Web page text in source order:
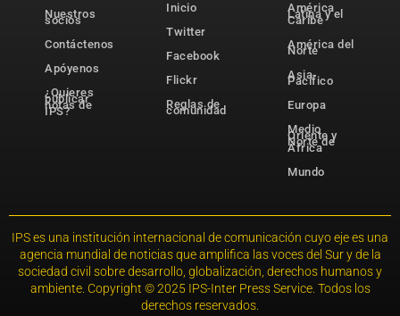
Nuestros
socios
Contáctenos
Apóyenos
¿Quieres
publicar
notas de
IPS?
Inicio
Twitter
Facebook
Flickr
Reglas de
comunidad
América
Latina y el
Caribe
América del
Norte
Asia-
Pacífico
Europa
Medio
Oriente y
Norte de
África
Mundo
IPS es una institución internacional de comunicación cuyo eje es una
agencia mundial de noticias que amplifica las voces del Sur y de la
sociedad civil sobre desarrollo, globalización, derechos humanos y
ambiente. Copyright © 2025 IPS-Inter Press Service. Todos los
derechos reservados.